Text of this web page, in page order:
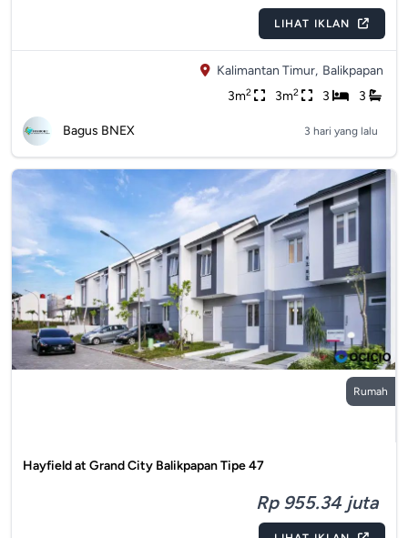
LIHAT IKLAN
Kalimantan Timur, Balikpapan
3m2 3m2 3 3
Bagus BNEX 3 hari yang lalu
Rumah
Hayfield at Grand City Balikpapan Tipe 47
Rp 955.34 juta